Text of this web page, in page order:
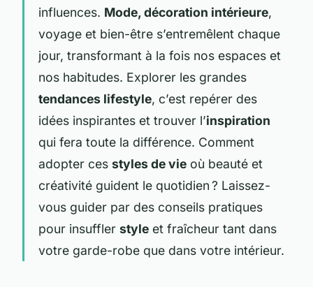
influences. Mode, décoration intérieure,
voyage et bien-être s’entremêlent chaque
jour, transformant à la fois nos espaces et
nos habitudes. Explorer les grandes
tendances lifestyle, c’est repérer des
idées inspirantes et trouver l’inspiration
qui fera toute la différence. Comment
adopter ces styles de vie où beauté et
créativité guident le quotidien ? Laissez-
vous guider par des conseils pratiques
pour insuffler style et fraîcheur tant dans
votre garde-robe que dans votre intérieur.